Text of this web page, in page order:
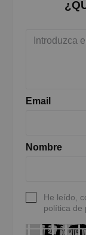
Email
Nombre
He leído,
política de